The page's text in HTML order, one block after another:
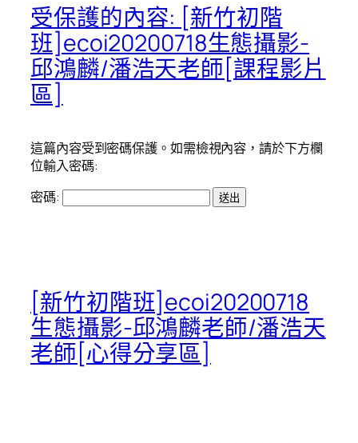
受保護的內容: [新竹初階
班]ecoi20200718生態攝影-
邱鴻麟/潘浩天老師[課程影片
區]
這篇內容受到密碼保護。如需檢視內容，請於下方欄
位輸入密碼:
密碼:
[新竹初階班]ecoi20200718
生態攝影-邱鴻麟老師/潘浩天
老師[心得分享區]